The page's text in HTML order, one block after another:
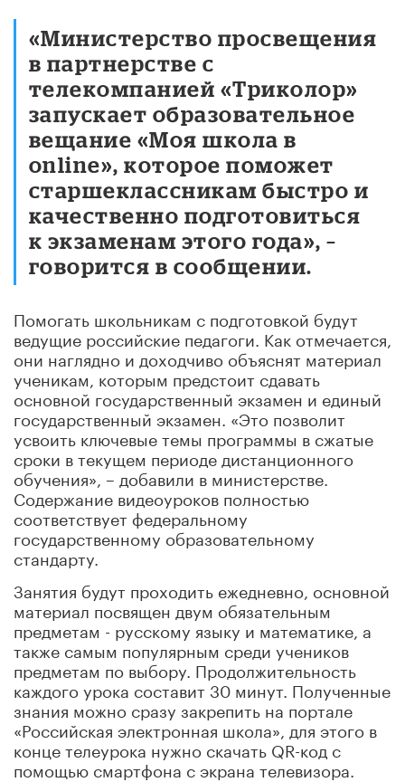
«Министерство просвещения
в партнерстве с
телекомпанией «Триколор»
запускает образовательное
вещание «Моя школа в
online», которое поможет
старшеклассникам быстро и
качественно подготовиться
к экзаменам этого года», –
говорится в сообщении.
Помогать школьникам с подготовкой будут
ведущие российские педагоги. Как отмечается,
они наглядно и доходчиво объяснят материал
ученикам, которым предстоит сдавать
основной государственный экзамен и единый
государственный экзамен. «Это позволит
усвоить ключевые темы программы в сжатые
сроки в текущем периоде дистанционного
обучения», – добавили в министерстве.
Содержание видеоуроков полностью
соответствует федеральному
государственному образовательному
стандарту.
Занятия будут проходить ежедневно, основной
материал посвящен двум обязательным
предметам - русскому языку и математике, а
также самым популярным среди учеников
предметам по выбору. Продолжительность
каждого урока составит 30 минут. Полученные
знания можно сразу закрепить на портале
«Российская электронная школа», для этого в
конце телеурока нужно скачать QR-код с
помощью смартфона с экрана телевизора.